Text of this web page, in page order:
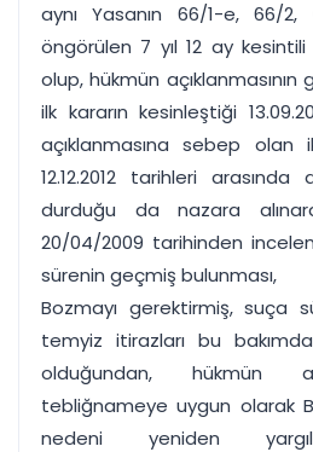
aynı Yasanın 66/1-e, 66/
öngörülen 7 yıl 12 ay kesintili
olup, hükmün açıklanmasının
ilk kararın kesinleştiği
açıklanmasına sebep olan
12.12.2012 tarihleri arasında
durduğu da nazara
20/04/2009 tarihinden
sürenin geçmiş bulunması,
Bozmayı gerektirmiş, suça
temyiz itirazları bu
olduğundan, hükmün
tebliğnameye uygun olarak
nedeni yeniden